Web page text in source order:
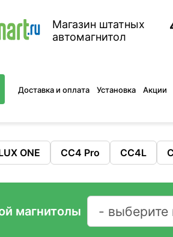
Магазин штатных
автомагнитол
Доставка и оплата Установка Акции
ONE CC4 Pro CC4L
магнитолы